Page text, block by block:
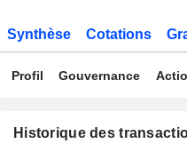
Synthèse Cotations
Profil Gouvernance
Historique des